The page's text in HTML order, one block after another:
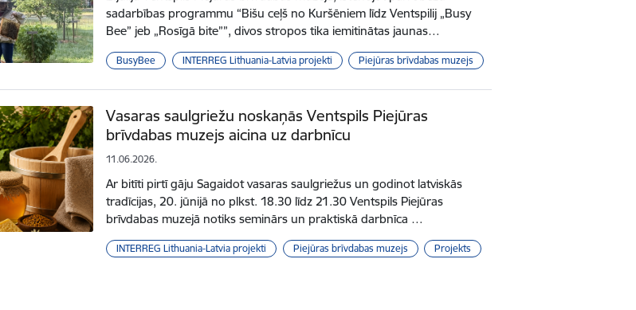
sadarbības programmu “Bišu ceļš no Kuršēniem līdz Ventspilij „Busy
Bee” jeb „Rosīgā bite””, divos stropos tika iemitinātas jaunas…
BusyBee INTERREG Lithuania-Latvia projekti Piejūras brīvdabas muzejs
Vasaras saulgriežu noskaņās Ventspils Piejūras
brīvdabas muzejs aicina uz darbnīcu
11.06.2026.
Ar bitīti pirtī gāju Sagaidot vasaras saulgriežus un godinot latviskās
tradīcijas, 20. jūnijā no plkst. 18.30 līdz 21.30 Ventspils Piejūras
brīvdabas muzejā notiks seminārs un praktiskā darbnīca …
INTERREG Lithuania-Latvia projekti Piejūras brīvdabas muzejs Projekts